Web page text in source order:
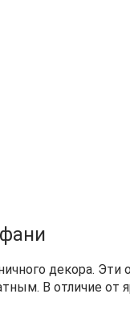
декора. Эти
В отличие от